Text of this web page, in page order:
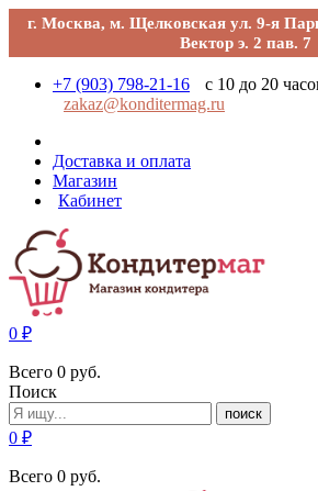
г. Москва, м. Щелковская ул. 9-я
Вектор э. 2 пав. 7
+7 (903) 798-21-16
с 10 до 20
zakaz@konditermag.ru
Доставка и оплата
Магазин
Кабинет
0 ₽
Всего 0 руб.
Поиск
поиск
0 ₽
Всего 0 руб.